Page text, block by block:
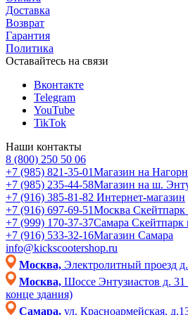
Доставка
Возврат
Гарантия
Политика
Оставайтесь на связи
Вконтакте
Telegram
YouTube
TikTok
Наши контакты
8 (800) 250 50 06
+7 (985) 821-35-01Магазин на
+7 (985) 235-44-58Магазин на ш.
+7 (916) 385-81-82 Интернет-магазин
+7 (916) 697-69-51Москва Скейтпарк
+7 (999) 170-37-37Самара Скейтпарк
+7 (916) 533-32-16Магазин Самара
info@kickscootershop.ru
Москва, Электролитный проезд
Москва, Шоссе Энтузиастов д. 31
конце здания)
Самара, ул. Красноармейская,